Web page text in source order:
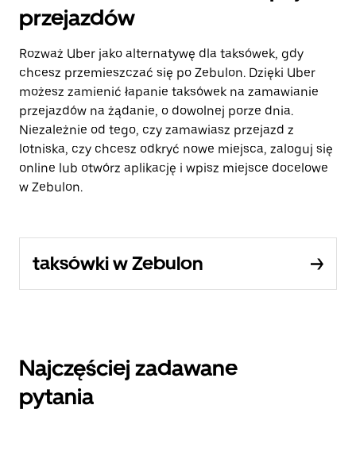
przejazdów
Rozważ Uber jako alternatywę dla taksówek, gdy
chcesz przemieszczać się po Zebulon. Dzięki Uber
możesz zamienić łapanie taksówek na zamawianie
przejazdów na żądanie, o dowolnej porze dnia.
Niezależnie od tego, czy zamawiasz przejazd z
lotniska, czy chcesz odkryć nowe miejsca, zaloguj się
online lub otwórz aplikację i wpisz miejsce docelowe
w Zebulon.
taksówki w Zebulon
Najczęściej zadawane
pytania